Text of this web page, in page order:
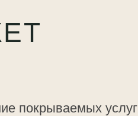
покрываемых услуг